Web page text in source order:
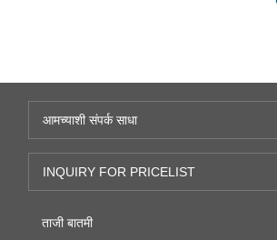
आमच्याशी संपर्क साधा
INQUIRY FOR PRICELIST
ताजी बातमी